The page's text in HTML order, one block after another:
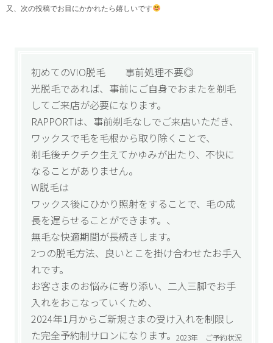
又、次の投稿でお目にかかれたら嬉しいです
初めてのVIO脱毛 事前処理不要◎
光脱毛であれば、事前にご自身でおまたを剃毛
してご来店が必要になります。
RAPPORTは、事前剃毛なしでご来店いただき、
ワックスで毛を毛根から取り除くことで、
剃毛後チクチク生えてかゆみが出たり、不快に
なることがありません。
W脱毛は
ワックス後にひかり照射をすることで、毛の成
長を遅らせることができます。、
無毛な快適期間が長続きします。
2つの脱毛方法、良いとこを掛け合わせたお手入
れです。
お客さまのお悩みに寄り添い、二人三脚でお手
入れをおこなっていくため、
2024年1月からご新規さまの受け入れを制限し
た完全予約制サロンになります。 2023年 ご予約状況